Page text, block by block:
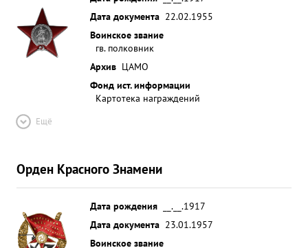
Дата документа 22.02.1955
Воинское звание
гв. полковник
Архив ЦАМО
Фонд ист. информации
Картотека награждений
Ещё
Орден Красного Знамени
Дата рождения
__.__.1917
Дата документа 23.01.1957
Воинское звание